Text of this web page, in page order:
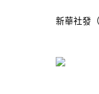
新華社發（